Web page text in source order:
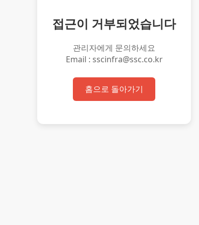
접근이 거부되었습니다
관리자에게 문의하세요
Email : sscinfra@ssc.co.kr
홈으로 돌아가기